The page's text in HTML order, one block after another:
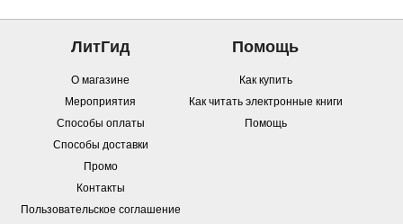
ЛитГид
О магазине
Мероприятия
Способы оплаты
Способы доставки
Промо
Контакты
Пользовательское соглашение
Помощь
Как купить
Как читать электронные книги
Помощь